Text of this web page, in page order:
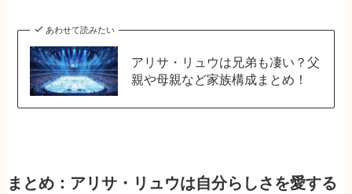
あわせて読みたい
アリサ・リュウは兄弟も凄い？父
親や母親など家族構成まとめ！
まとめ：アリサ・リュウは自分らしさを愛する